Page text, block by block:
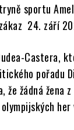
sportu
24. září
Castera,
pořadu
žádná žena